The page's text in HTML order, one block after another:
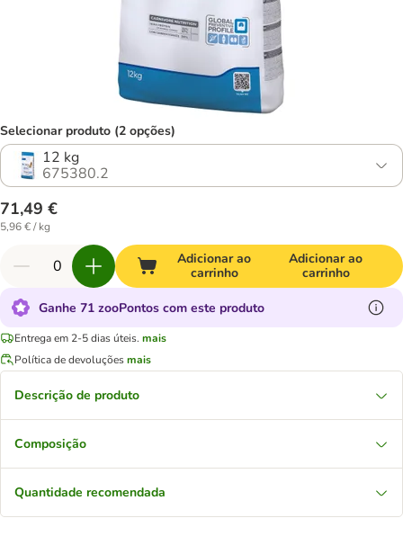
Selecionar produto (2 opções)
12 kg
675380.2
71,49 €
5,96 € / kg
Adicionar ao
carrinho
Adicionar ao
carrinho
Ganhe 71 zooPontos com este produto
Entrega em 2-5 dias úteis. mais
Política de devoluçõesmais
Descrição de produto
Composição
Quantidade recomendada